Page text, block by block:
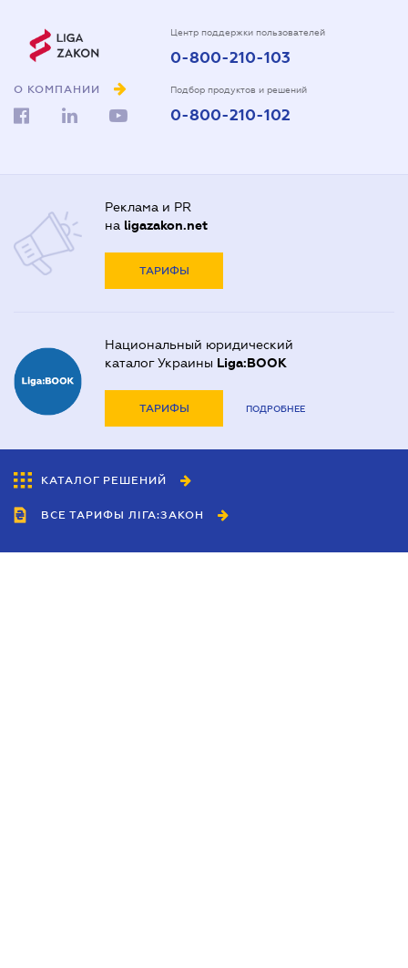
О КОМПАНИИ
Центр поддержки пользователей
0-800-210-103
Подбор продуктов и решений
0-800-210-102
Реклама и PR
на ligazakon.net
ТАРИФЫ
Национальный юридический
каталог Украины Liga:BOOK
ТАРИФЫ ПОДРОБНЕЕ
КАТАЛОГ РЕШЕНИЙ
ВСЕ ТАРИФЫ ЛІГА:ЗАКОН